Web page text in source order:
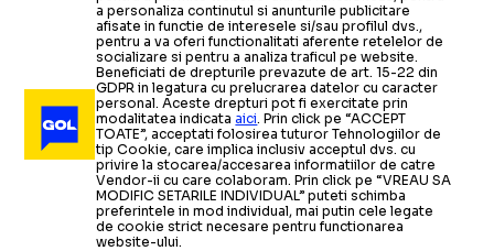
a personaliza continutul si anunturile publicitare
afisate in functie de interesele si/sau profilul dvs.,
pentru a va oferi functionalitati aferente retelelor de
socializare si pentru a analiza traficul pe website.
Beneficiati de drepturile prevazute de art. 15-22 din
GDPR in legatura cu prelucrarea datelor cu caracter
personal. Aceste drepturi pot fi exercitate prin
modalitatea indicataaici. Prin click pe “ACCEPT
TOATE”, acceptati folosirea tuturor Tehnologiilor de
tip Cookie, care implica inclusiv acceptul dvs. cu
privire la stocarea/accesarea informatiilor de catre
Vendor-ii cu care colaboram. Prin click pe “VREAU SA
MODIFIC SETARILE INDIVIDUAL” puteti schimba
preferintele in mod individual, mai putin cele legate
de cookie strict necesare pentru functionarea
website-ului.